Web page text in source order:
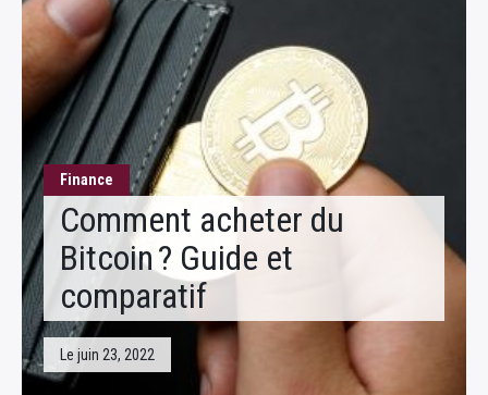
Finance
Comment acheter du
Bitcoin ? Guide et
comparatif
Le juin 23, 2022
Finance
Fiscalité